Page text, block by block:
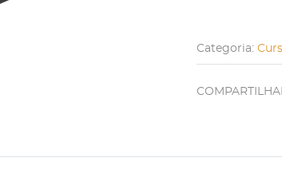
Categoria: